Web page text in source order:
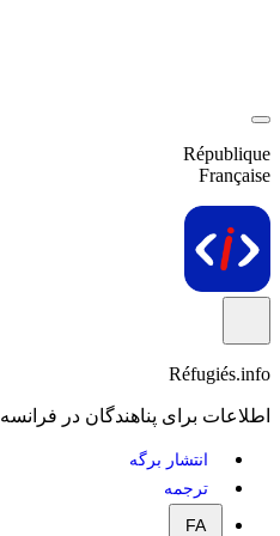
République
Française
Réfugiés.info
اطلاعات برای پناهندگان در فرانسه
انتشار برگه
ترجمه
FA